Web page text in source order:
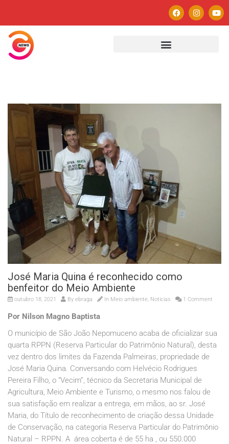
José Maria Quina é reconhecido como
benfeitor do Meio Ambiente
outubro 18, 2021 By ebraga In Meio ambiente Noticias 1 Comment
Por Nilson Magno Baptista
O município de São João Nepomuceno acaba de oficializar sua
quarta RPPN (Reserva Particular do Patrimônio Natural), desta
vez dentro dos limites da Fazenda Palmeiras, propriedade de
José Maria Quina. Conversando com Helvécio Rodrigues
Pereira Filho, o “Vecim”, técnico da Secretaria Municipal de
Agricultura, Meio Ambiente e Turismo, o mesmo nos falou de
sua satisfação em realizar a entrega, em mãos, ao sr. José
Maria, do Título de reconhecimento de criação dessa Unidade
de Conservação, na categoria Reserva Particular do Patrimônio
Natural – RPPN. A área coberta é de 55 ha , ou 550.000